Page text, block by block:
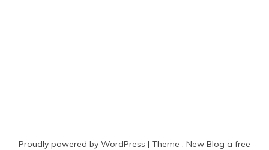
Proudly powered by WordPress | Theme : New Blog a free